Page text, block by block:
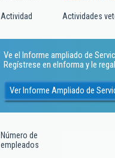
Actividad Actividades
Ve el Informe ampliado de
Regístrese en eInforma y le
Ver Informe Ampliado de
Número de
empleados